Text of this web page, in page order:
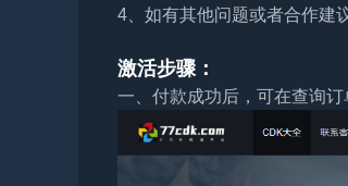
4、如有其他问题或者合作建
激活步骤：
一、付款成功后，可在查询